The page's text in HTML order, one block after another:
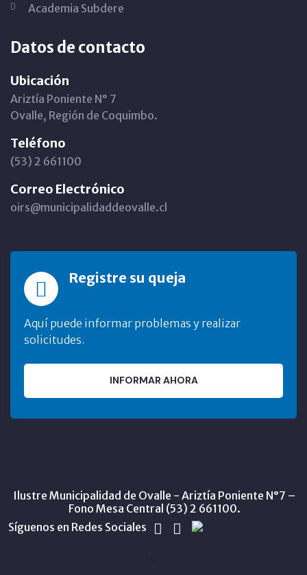
Academia Subdere
Datos de contacto
Ubicación
Ariztía Poniente N° 7
Ovalle, Región de Coquimbo.
Teléfono
(53) 2 661100
Correo Electrónico
oirs@municipalidaddeovalle.cl
Registre su queja
Aquí puede informar problemas y realizar
solicitudes.
INFORMAR AHORA
Ilustre Municipalidad de Ovalle - Ariztía Poniente N°7 –
Fono Mesa Central (53) 2 661100.
Síguenos en Redes Sociales